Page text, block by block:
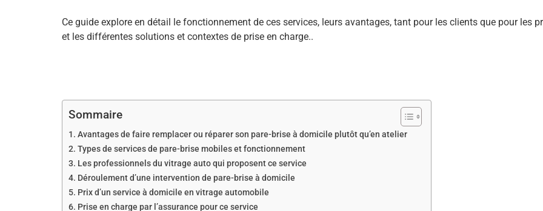
Ce guide explore en détail le fonctionnement de ces services, leurs avantages, tant pour les clients que pour les
et les différentes solutions et contextes de prise en charge..
Sommaire
Avantages de faire remplacer ou réparer son pare-brise à domicile plutôt qu’en atelier
Types de services de pare-brise mobiles et fonctionnement
Les professionnels du vitrage auto qui proposent ce service
Déroulement d’une intervention de pare-brise à domicile
Prix d’un service à domicile en vitrage automobile
Prise en charge par l’assurance pour ce service